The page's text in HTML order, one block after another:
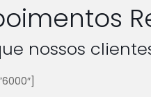
nossos